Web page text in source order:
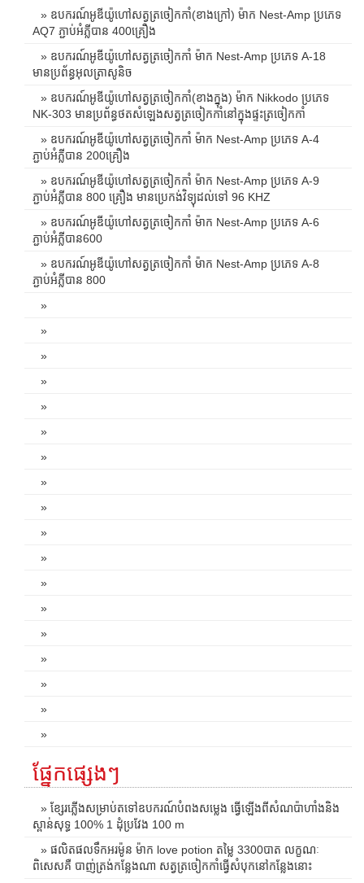
» ឧបករណ៍អូឌីយ៉ូហៅសត្វត្រចៀកកាំ(ខាងក្រៅ) ម៉ាក Nest-Amp ប្រភេទ
AQ7 ភ្ជាប់អំភ្លីបាន 400គ្រឿង
» ឧបករណ៍អូឌីយ៉ូហៅសត្វត្រចៀកកាំ ម៉ាក Nest-Amp ប្រភេទ A-18
មានប្រព័ន្ធអុលត្រាសូនិច
» ឧបករណ៍អូឌីយ៉ូហៅសត្វត្រចៀកកាំ(ខាងក្នុង) ម៉ាក Nikkodo ប្រភេទ
NK-303 មានប្រព័ន្ធថតសំឡេងសត្វត្រចៀកកាំនៅក្នុងផ្ទះត្រចៀកកាំ
» ឧបករណ៍អូឌីយ៉ូហៅសត្វត្រចៀកកាំ ម៉ាក Nest-Amp ប្រភេទ A-4
ភ្ជាប់អំភ្លីបាន 200គ្រឿង
» ឧបករណ៍អូឌីយ៉ូហៅសត្វត្រចៀកកាំ ម៉ាក Nest-Amp ប្រភេទ A-9
ភ្ជាប់អំភ្លីបាន 800 គ្រឿង មានប្រេកង់វិទ្យុដល់ទៅ 96 KHZ
» ឧបករណ៍អូឌីយ៉ូហៅសត្វត្រចៀកកាំ ម៉ាក Nest-Amp ប្រភេទ A-6
ភ្ជាប់អំភ្លីបាន600
» ឧបករណ៍អូឌីយ៉ូហៅសត្វត្រចៀកកាំ ម៉ាក Nest-Amp ប្រភេទ A-8
ភ្ជាប់អំភ្លីបាន 800
»
»
»
»
»
»
»
»
»
»
»
»
»
»
»
»
»
»
ផ្នែកផ្សេងៗ
» ខ្សែរភ្លើងសម្រាប់តទៅឧបករណ៍បំពងសម្លេង ធ្វើឡើងពីសំណប៉ាហាំងនិង
ស្ពាន់សុទ្ធ 100% 1 ដុំប្រវែង 100 m
» ផលិតផលទឹកអរម៉ូន ម៉ាក love potion តម្លៃ 3300បាត លក្ខណៈ
ពិសេសគឺ បាញ់ត្រង់កន្លែងណា សត្វត្រចៀកកាំធ្វើសំបុកនៅកន្លែងនោះ